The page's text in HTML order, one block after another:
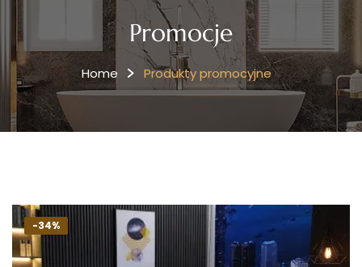
Promocje
Home Produkty promocyjne
-34%